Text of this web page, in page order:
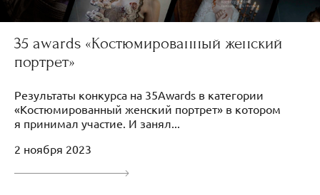
35 awards «Костюмированный женский
портрет»
Результаты конкурса на 35Awards в категории
«Костюмированный женский портрет» в котором
я принимал участие. И занял...
2 ноября 2023